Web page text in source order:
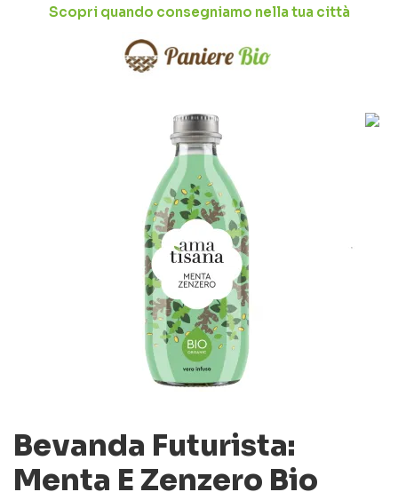
Scopri quando consegniamo nella tua città
Bevanda Futurista:
Menta E Zenzero Bio